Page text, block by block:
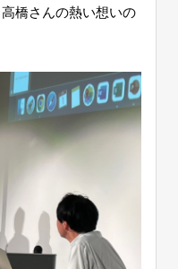
橋さんの熱い想いの